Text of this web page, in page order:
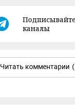
каналы
Читать комментарии